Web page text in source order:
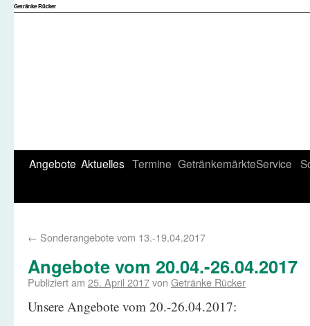
Getränke Rücker
Angebote Aktuelles Termine GetränkemärkteService
← Sonderangebote vom 13.-19.04.2017
Angebote vom 20.04.-26.04.2017
Publiziert am 25. April 2017von Getränke Rücker
Unsere Angebote vom 20.-26.04.2017: